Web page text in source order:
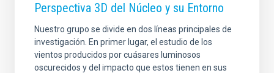
Perspectiva 3D del Núcleo y su Entorno
Nuestro grupo se divide en dos líneas principales de
investigación. En primer lugar, el estudio de los
vientos producidos por cuásares luminosos
oscurecidos y del impacto que estos tienen en sus